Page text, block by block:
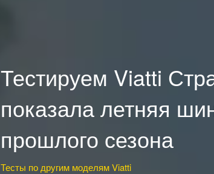
Тестируем Viatti
показала летняя
прошлого сезона
Тесты по другим моделям Viatti